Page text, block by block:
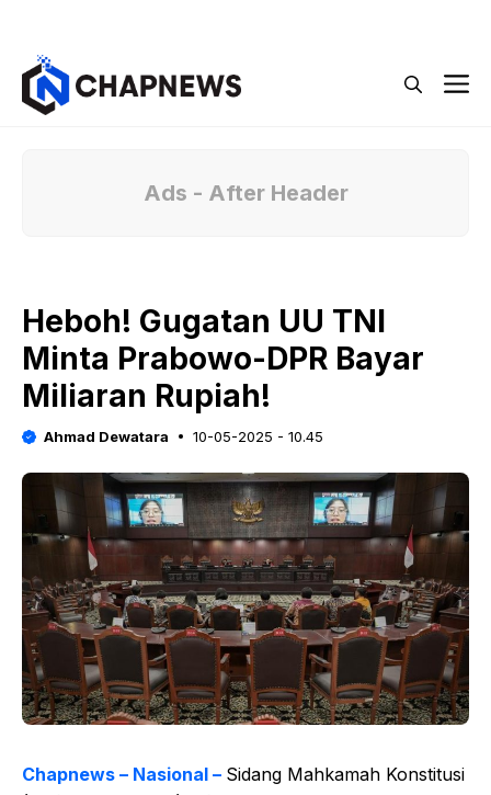
Ads - After Header
Heboh! Gugatan UU TNI
Minta Prabowo-DPR Bayar
Miliaran Rupiah!
Ahmad Dewatara 10-05-2025 - 10.45
Chapnews – Nasional – Sidang Mahkamah Konstitusi